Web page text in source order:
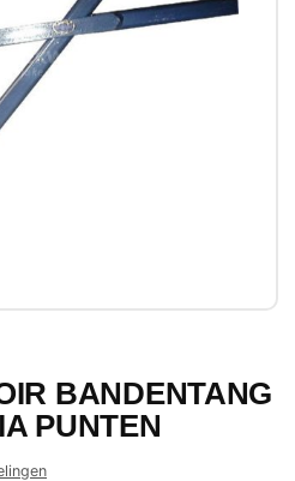
BANDENTANG
PUNTEN